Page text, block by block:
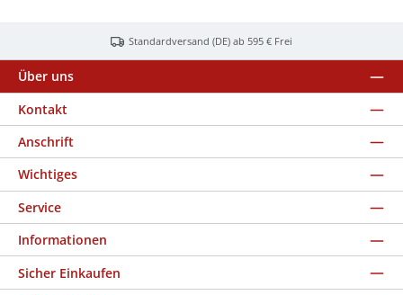
Standardversand (DE) ab 595 € Frei
Über uns
Kontakt
Anschrift
Wichtiges
Service
Informationen
Sicher Einkaufen